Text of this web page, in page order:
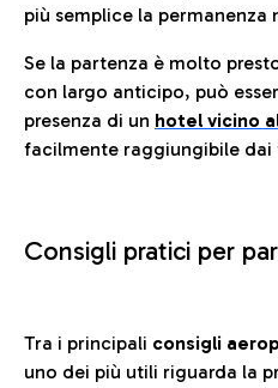
più semplice la permanenza
Se la partenza è molto
con largo anticipo, può
presenza di un hotel vicino
facilmente raggiungibile dai
Consigli pratici per
Tra i principali consigli
uno dei più utili riguarda la